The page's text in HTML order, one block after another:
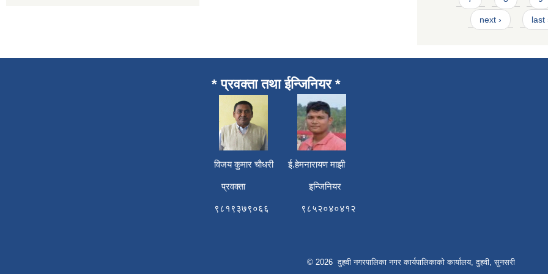
next › last
* प्रवक्ता तथा ईन्जिनियर *
विजय कुमार चाैधरी ई.हेमनारायण माझी
प्रवक्ता इन्जिनियर
९८१९३७९०६६ ९८५२०४०४१२
© 2026 दुहवी नगरपालिका नगर कार्यपालिकाको कार्यालय, दुहवी, सुनसरी